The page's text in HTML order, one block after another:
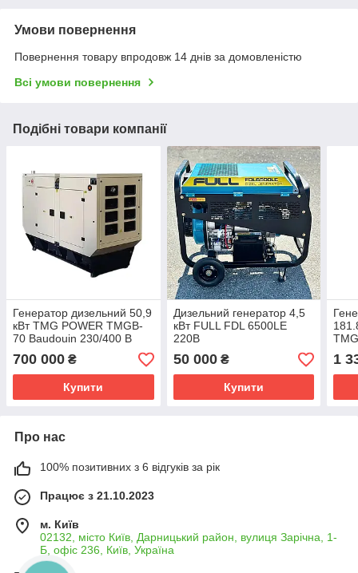
Умови повернення
Повернення товару впродовж 14 днів за домовленістю
Всі умови повернення
Подібні товари компанії
Генератор дизельний 50,9
кВт TMG POWER TMGB-
70 Baudouin 230/400 В
700 000 ₴
Купити
Дизельний генератор 4,5
кВт FULL FDL 6500LE
220В
50 000₴
Купити
1
Про нас
100% позитивних з 6 відгуків за рік
Працює з 21.10.2023
м. Київ
02132, місто Київ, Дарницький район, вулиця Зарічна, 1-
Б, офіс 236, Київ, Україна